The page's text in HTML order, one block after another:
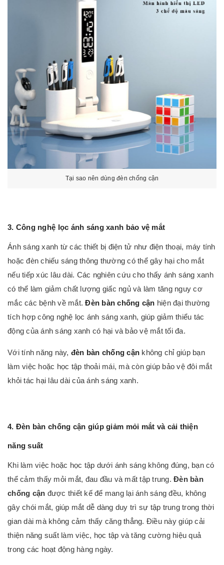
Tại sao nên dùng đèn chống cận
3. Công nghệ lọc ánh sáng xanh bảo vệ mắt
Ánh sáng xanh từ các thiết bị điện tử như điện thoại, máy tính
hoặc đèn chiếu sáng thông thường có thể gây hại cho mắt
nếu tiếp xúc lâu dài. Các nghiên cứu cho thấy ánh sáng xanh
có thể làm giảm chất lượng giấc ngủ và làm tăng nguy cơ
mắc các bệnh về mắt.Đèn bàn chống cận hiện đại thường
tích hợp công nghệ lọc ánh sáng xanh, giúp giảm thiểu tác
động của ánh sáng xanh có hại và bảo vệ mắt tối đa.
Với tính năng này, đèn bàn chống cận không chỉ giúp bạn
làm việc hoặc học tập thoải mái, mà còn giúp bảo vệ đôi mắt
khỏi tác hại lâu dài của ánh sáng xanh.
4. Đèn bàn chống cận giúp giảm mỏi mắt và cải thiện
năng suất
Khi làm việc hoặc học tập dưới ánh sáng không đúng, bạn có
thể cảm thấy mỏi mắt, đau đầu và mất tập trung. Đèn bàn
chống cận được thiết kế để mang lại ánh sáng đều, không
gây chói mắt, giúp mắt dễ dàng duy trì sự tập trung trong thời
gian dài mà không cảm thấy căng thẳng. Điều này giúp cải
thiện năng suất làm việc, học tập và tăng cường hiệu quả
trong các hoạt động hàng ngày.